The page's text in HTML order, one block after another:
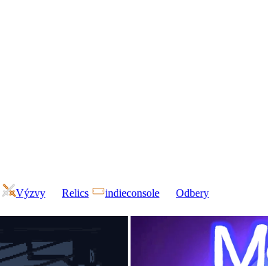
Výzvy Relics indieconsole Odbery